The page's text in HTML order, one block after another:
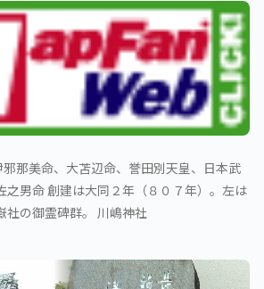
那美命、大苫辺命、誉田別天皇、日本武
之男命 創建は大同２年（８０７年）。左は
社の御霊碑群。 川嶋神社